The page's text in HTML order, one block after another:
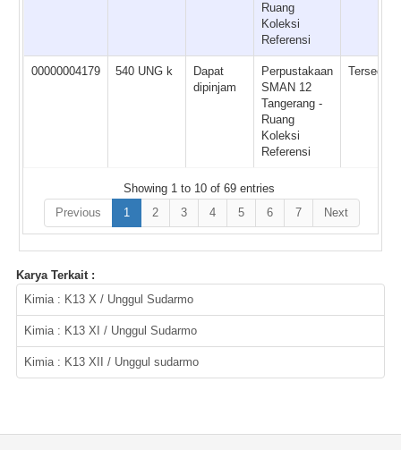
Ruang
Koleksi
Referensi
00000004179 540 UNG k
Dapat
dipinjam
Perpustakaan
SMAN 12
Tangerang -
Ruang
Koleksi
Referensi
Tersedia
Showing 1 to 10 of 69 entries
Previous
1 2 3 4 5 6 7 Next
Karya Terkait :
Kimia : K13 X / Unggul Sudarmo
Kimia : K13 XI / Unggul Sudarmo
Kimia : K13 XII / Unggul sudarmo